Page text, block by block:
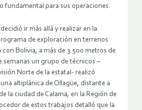
fundamental para sus operaciones.
ir más allá y realizar en la
de exploración en terrenos
Bolivia, a más de 3.500 metros de
semanas un grupo de técnicos –
Norte de la estatal- realizó
altiplánica de Ollagüe, distante a
la ciudad de Calama, en la Región de
de estos trabajos detalló que la